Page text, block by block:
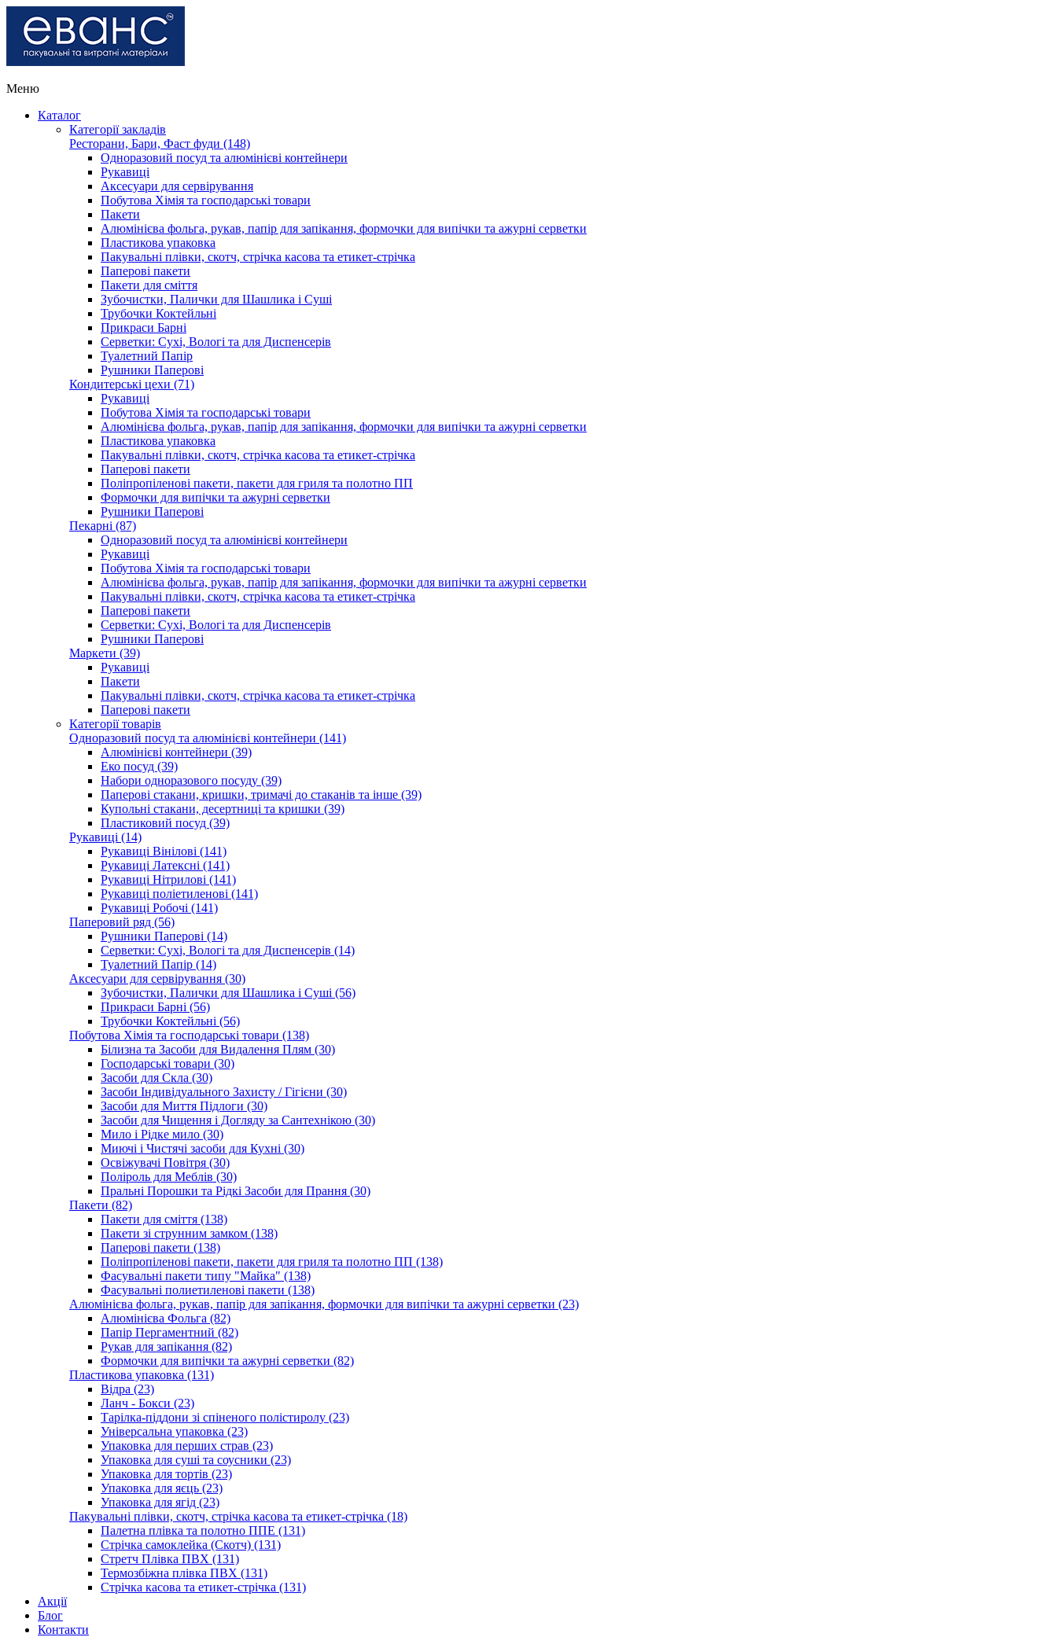
Меню
Каталог
Категорії закладів
Ресторани, Бари, Фаст фуди (148)
Одноразовий посуд та алюмінієві контейнери
Рукавиці
Аксесуари для сервірування
Побутова Хімія та господарські товари
Пакети
Алюмінієва фольга, рукав, папір для запікання, формочки для випічки та ажурні серветки
Пластикова упаковка
Пакувальні плівки, скотч, стрічка касова та етикет-стрічка
Паперові пакети
Пакети для сміття
Зубочистки, Палички для Шашлика і Суші
Трубочки Коктейльні
Прикраси Барні
Серветки: Сухі, Вологі та для Диспенсерів
Туалетний Папір
Рушники Паперові
Кондитерські цехи (71)
Рукавиці
Побутова Хімія та господарські товари
Алюмінієва фольга, рукав, папір для запікання, формочки для випічки та ажурні серветки
Пластикова упаковка
Пакувальні плівки, скотч, стрічка касова та етикет-стрічка
Паперові пакети
Поліпропіленові пакети, пакети для гриля та полотно ПП
Формочки для випічки та ажурні серветки
Рушники Паперові
Пекарні (87)
Одноразовий посуд та алюмінієві контейнери
Рукавиці
Побутова Хімія та господарські товари
Алюмінієва фольга, рукав, папір для запікання, формочки для випічки та ажурні серветки
Пакувальні плівки, скотч, стрічка касова та етикет-стрічка
Паперові пакети
Серветки: Сухі, Вологі та для Диспенсерів
Рушники Паперові
Маркети (39)
Рукавиці
Пакети
Пакувальні плівки, скотч, стрічка касова та етикет-стрічка
Паперові пакети
Категорії товарів
Одноразовий посуд та алюмінієві контейнери (141)
Алюмінієві контейнери (39)
Еко посуд (39)
Набори одноразового посуду (39)
Паперові стакани, кришки, тримачі до стаканів та інше (39)
Купольні стакани, десертниці та кришки (39)
Пластиковий посуд (39)
Рукавиці (14)
Рукавиці Вінілові (141)
Рукавиці Латексні (141)
Рукавиці Нітрилові (141)
Рукавиці поліетиленові (141)
Рукавиці Робочі (141)
Паперовий ряд (56)
Рушники Паперові (14)
Серветки: Сухі, Вологі та для Диспенсерів (14)
Туалетний Папір (14)
Аксесуари для сервірування (30)
Зубочистки, Палички для Шашлика і Суші (56)
Прикраси Барні (56)
Трубочки Коктейльні (56)
Побутова Хімія та господарські товари (138)
Білизна та Засоби для Видалення Плям (30)
Господарські товари (30)
Засоби для Скла (30)
Засоби Індивідуального Захисту / Гігієни (30)
Засоби для Миття Підлоги (30)
Засоби для Чищення і Догляду за Сантехнікою (30)
Мило і Рідке мило (30)
Миючі і Чистячі засоби для Кухні (30)
Освіжувачі Повітря (30)
Поліроль для Меблів (30)
Пральні Порошки та Рідкі Засоби для Прання (30)
Пакети (82)
Пакети для сміття (138)
Пакети зі струнним замком (138)
Паперові пакети (138)
Поліпропіленові пакети, пакети для гриля та полотно ПП (138)
Фасувальні пакети типу "Майка" (138)
Фасувальні полиетиленові пакети (138)
Алюмінієва фольга, рукав, папір для запікання, формочки для випічки та ажурні серветки (23)
Алюмінієва Фольга (82)
Папір Пергаментний (82)
Рукав для запікання (82)
Формочки для випічки та ажурні серветки (82)
Пластикова упаковка (131)
Відра (23)
Ланч - Бокси (23)
Тарілка-піддони зі спіненого полістиролу (23)
Універсальна упаковка (23)
Упаковка для перших страв (23)
Упаковка для суші та соусники (23)
Упаковка для тортів (23)
Упаковка для яєць (23)
Упаковка для ягід (23)
Пакувальні плівки, скотч, стрічка касова та етикет-стрічка (18)
Палетна плівка та полотно ППЕ (131)
Стрічка самоклейка (Скотч) (131)
Стретч Плівка ПВХ (131)
Термозбіжна плівка ПВХ (131)
Стрічка касова та етикет-стрічка (131)
Акції
Блог
Контакти